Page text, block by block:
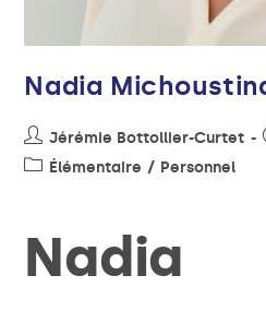
Nadia
Jérémie Bottollier-Curtet
Élémentaire / Personnel
Nadia